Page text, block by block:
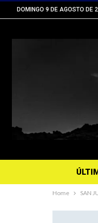
DOMINGO 9 DE AGOSTO DE
Home SAN